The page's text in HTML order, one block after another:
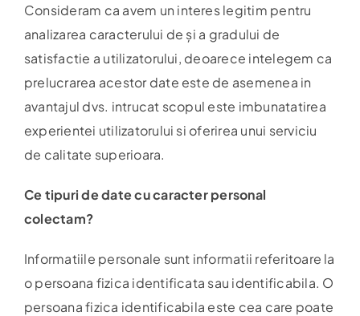
Consideram ca avem un interes legitim pentru
analizarea caracterului de și a gradului de
satisfactie a utilizatorului, deoarece intelegem ca
prelucrarea acestor date este de asemenea in
avantajul dvs. intrucat scopul este imbunatatirea
experientei utilizatorului si oferirea unui serviciu
de calitate superioara.
Ce tipuri de date cu caracter personal
colectam?
Informatiile personale sunt informatii referitoare la
o persoana fizica identificata sau identificabila. O
persoana fizica identificabila este cea care poate